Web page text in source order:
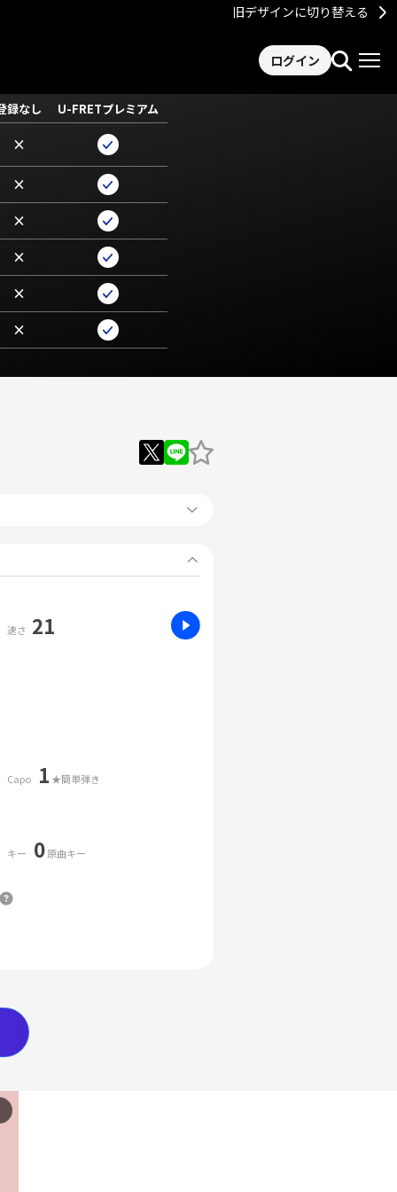
旧デザインに切り替える
ログイン
録なし U-FRETプレミアム
×
×
×
×
×
×
速さ 21
Capo 1 ★簡単弾き
キー 0原曲キー